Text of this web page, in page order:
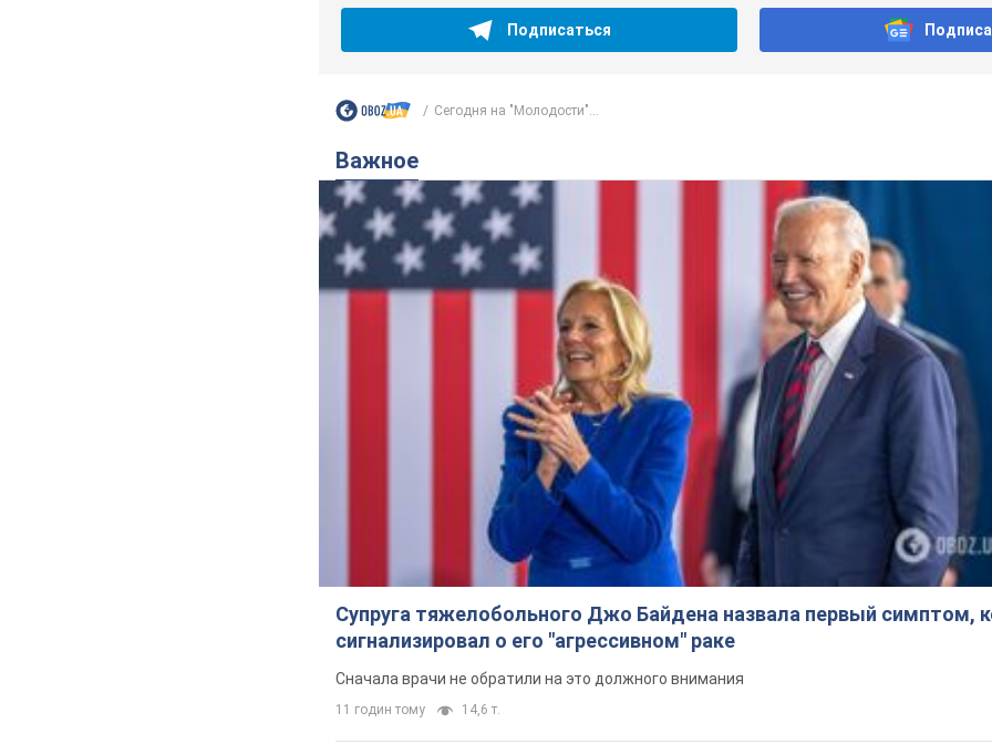
Подписаться
Сегодня на "Молодости"...
Важное
Супруга тяжелобольного Джо Байдена назвала первый симптом,
сигнализировал о его "агрессивном" раке
Сначала врачи не обратили на это должного внимания
11 годин тому 14,6 т.